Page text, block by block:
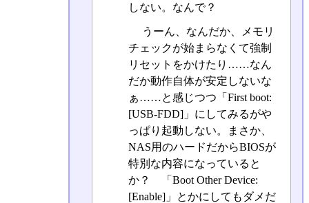
しない。なんで？
うーん、なんだか、メモリ
チェックが始まらなくて強制
リセットをかけたり……なん
だか動作自体が安定しないな
ぁ……と感じつつ「First boot:
[USB-FDD]」にしてみるがや
っぱり起動しない。まさか、
NAS用のハードだからBIOSが
特別な内容になっていると
か？ 「Boot Other Device:
[Enable]」とかにしてもダメだ